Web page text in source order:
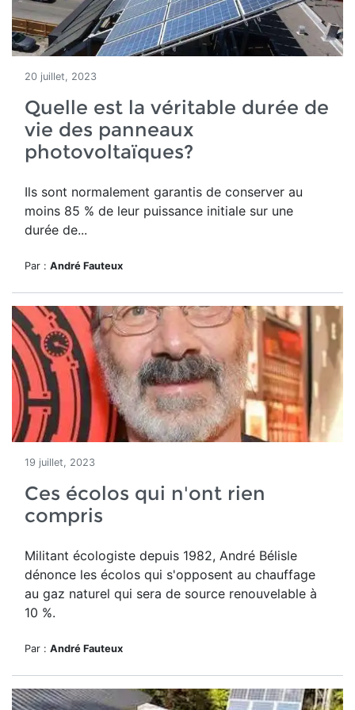
20 juillet, 2023
Quelle est la véritable durée de
vie des panneaux
photovoltaïques?
Ils sont normalement garantis de conserver au
moins 85 % de leur puissance initiale sur une
durée de...
Par : André Fauteux
19 juillet, 2023
Ces écolos qui n'ont rien
compris
Militant écologiste depuis 1982, André Bélisle
dénonce les écolos qui s'opposent au chauffage
au gaz naturel qui sera de source renouvelable à
10 %.
Par : André Fauteux